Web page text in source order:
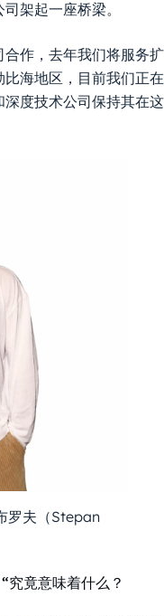
架起一座桥梁。
作，去年我们将服务扩
海地区，目前我们正在
度技术公司保持其在这
罗夫（Stepan
究竟意味着什么？